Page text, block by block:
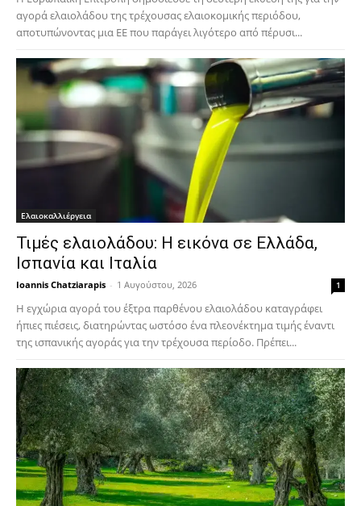
αγορά ελαιολάδου της τρέχουσας ελαιοκομικής περιόδου,
αποτυπώνοντας μια ΕΕ που παράγει λιγότερο από πέρυσι...
Ελαιοκαλλιέργεια
Τιμές ελαιολάδου: Η εικόνα σε Ελλάδα,
Ισπανία και Ιταλία
Ioannis Chatziarapis - 1 Αυγούστου, 2026 1
Η εγχώρια αγορά του έξτρα παρθένου ελαιολάδου καταγράφει
ήπιες πιέσεις, διατηρώντας ωστόσο ένα πλεονέκτημα τιμής έναντι
της ισπανικής αγοράς για την τρέχουσα περίοδο. Πρέπει...